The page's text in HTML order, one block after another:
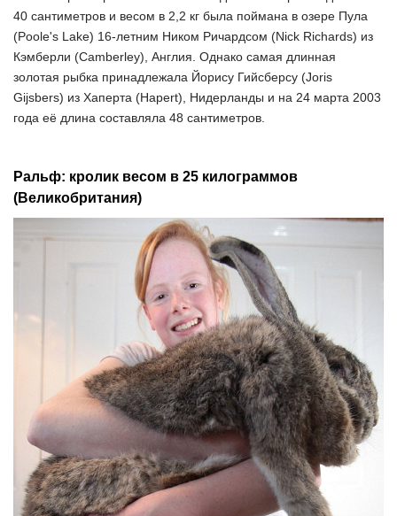
40 сантиметров и весом в 2,2 кг была поймана в озере Пула
(Poole's Lake) 16-летним Ником Ричардсом (Nick Richards) из
Кэмберли (Camberley), Англия. Однако самая длинная
золотая рыбка принадлежала Йорису Гийсберсу (Joris
Gijsbers) из Хаперта (Hapert), Нидерланды и на 24 марта 2003
года её длина составляла 48 сантиметров.
Ральф: кролик весом в 25 килограммов
(Великобритания)